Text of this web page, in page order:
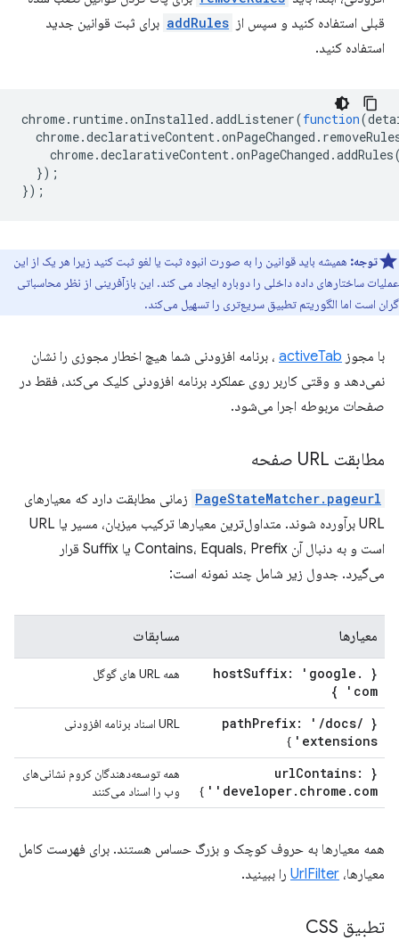
قبلی استفاده کنید و سپس از addRules برای ثبت قوانین جدید
استفاده کنید.
chrome. runtime.onInstalled .addListener(function(
chrome.declarativeContent.onPageChanged .
chrome.declarativeContent.onPageChanged .addRules
});
});
توجه: همیشه باید قوانین را به صورت انبوه ثبت یا لغو ثبت کنید زیرا هر یک از این
عملیات ساختارهای داده داخلی را دوباره ایجاد می کند. این بازآفرینی از نظر محاسباتی
گران است اما الگوریتم تطبیق سریع‌تری را تسهیل می‌کند.
با مجوز activeTab ، برنامه افزودنی شما هیچ اخطار مجوزی را نشان
نمی‌دهد و وقتی کاربر روی عملکرد برنامه افزودنی کلیک می‌کند، فقط در
صفحات مربوطه اجرا می‌شود.
مطابقت URL صفحه
PageStateMatcher.pageurl زمانی مطابقت دارد که معیارهای
URL برآورده شوند. متداول‌ترین معیارها ترکیب میزبان، مسیر یا URL
است و به دنبال آن Contains، Equals، Prefix یا Suffix قرار
می‌گیرد. جدول زیر شامل چند نمونه است:
معیارها مسابقات
{ host
Suffix: 'google .
com' }
همه URL های گوگل
{ path
Prefix: ' /docs/
extensions'
}
URL اسناد برنامه افزودنی
{ url
Contains:
'developer. chrome . com'
}
همه توسعه‌دهندگان کروم نشانی‌های
وب را اسناد می‌کنند
همه معیارها به حروف کوچک و بزرگ حساس هستند. برای فهرست کامل
معیارها، UrlFilter را ببینید.
تطبیق CSS